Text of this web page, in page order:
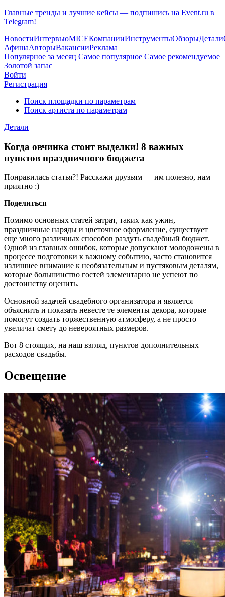
Главные тренды и лучшие кейсы — подпишись на Event.ru в
Telegram!
НовостиИнтервьюMICEКомпанииИнструментыОбзорыДетали
АфишаАвторыВакансииРеклама
Популярное за месяц Самое популярное Самое рекомендуемое
Золотой запас
Войти
Регистрация
Поиск площадки по параметрам
Поиск артиста по параметрам
Детали
Когда овчинка стоит выделки! 8 важных
пунктов праздничного бюджета
Понравилась статья?! Расскажи друзьям — им полезно, нам
приятно :)
Поделиться
Помимо основных статей затрат, таких как ужин,
праздничные наряды и цветочное оформление, существует
еще много различных способов раздуть свадебный бюджет.
Одной из главных ошибок, которые допускают молодожены в
процессе подготовки к важному событию, часто становится
излишнее внимание к необязательным и пустяковым деталям,
которые большинство гостей элементарно не успеют по
достоинству оценить.
Основной задачей свадебного организатора и является
объяснить и показать невесте те элементы декора, которые
помогут создать торжественную атмосферу, а не просто
увеличат смету до невероятных размеров.
Вот 8 стоящих, на наш взгляд, пунктов дополнительных
расходов свадьбы.
Освещение